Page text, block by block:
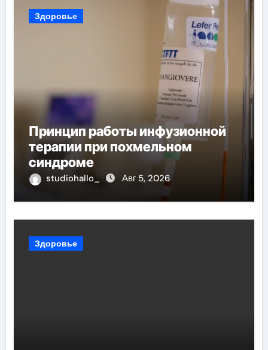
Здоровье
Принцип работы инфузионной
терапии при похмельном
синдроме
studiohallo_ Авг 5, 2026
Здоровье